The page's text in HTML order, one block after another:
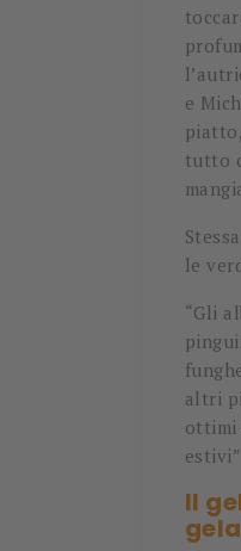
e
tutto
le
“Gli
altri
ottimi
estivi”
Il